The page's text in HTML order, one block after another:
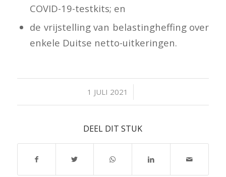
COVID-19-testkits; en
de vrijstelling van belastingheffing over
enkele Duitse netto-uitkeringen.
1 JULI 2021
/
DEEL DIT STUK